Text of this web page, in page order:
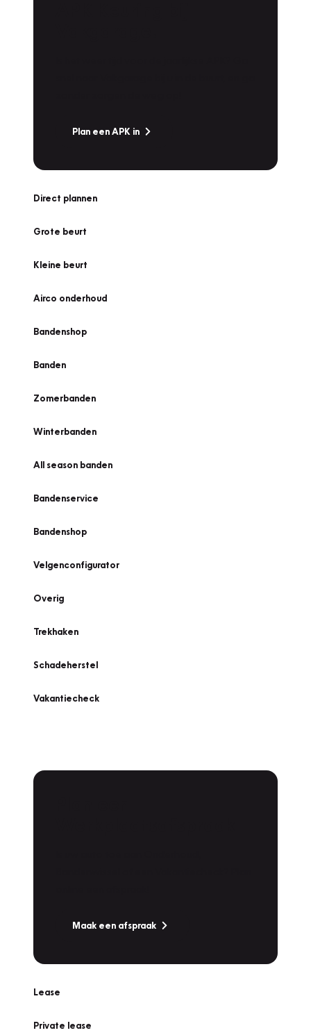
Plan een APK in
Direct plannen
Grote beurt
Kleine beurt
Airco onderhoud
Bandenshop
Banden
Zomerbanden
Winterbanden
All season banden
Bandenservice
Bandenshop
Velgenconfigurator
Overig
Trekhaken
Schadeherstel
Vakantiecheck
Maak een afspraak
Lease
Private lease